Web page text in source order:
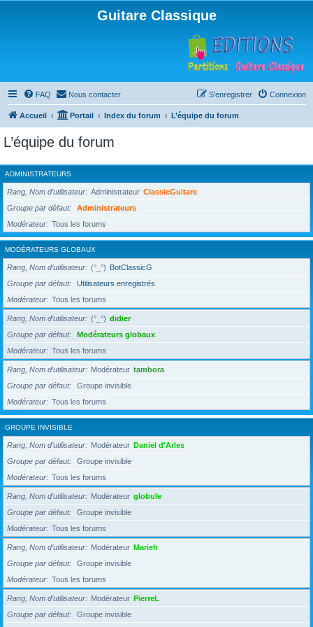
Guitare Classique
FAQ Nous contacter Connexion
S’enregistrer
Accueil Portail Index du forum L’équipe du forum
L’équipe du forum
ADMINISTRATEURS
Rang, Nom d’utilisateur Administrateur ClassicGuitare
Groupe par défaut
Administrateurs
Modérateur
Tous les forums
MODÉRATEURS GLOBAUX
Rang, Nom d’utilisateur (°_°) BotClassicG
Groupe par défaut
Utilisateurs enregistrés
Modérateur
Tous les forums
Rang, Nom d’utilisateur (°_°) didier
Groupe par défaut
Modérateurs globaux
Modérateur
Tous les forums
Rang, Nom d’utilisateur Modérateur tambora
Groupe par défaut
Groupe invisible
Modérateur
Tous les forums
GROUPE INVISIBLE
Rang, Nom d’utilisateur Modérateur Daniel d'Arles
Groupe par défaut
Groupe invisible
Modérateur
Tous les forums
Rang, Nom d’utilisateur Modérateur globule
Groupe par défaut
Groupe invisible
Modérateur
Tous les forums
Rang, Nom d’utilisateur Modérateur Marieh
Groupe par défaut
Groupe invisible
Modérateur
Tous les forums
Rang, Nom d’utilisateur Modérateur PierreL
Groupe par défaut
Groupe invisible